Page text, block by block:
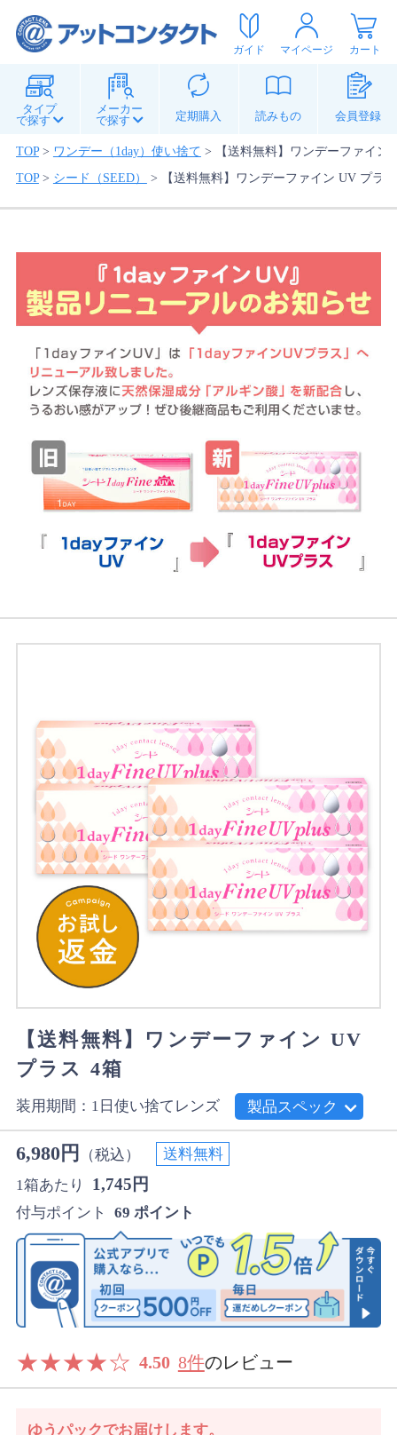
ガイド マイページ カート
タイプ
で探す
メーカー
で探す
定期購入 読みもの 会員登録
TOP> ワンデー（1day）使い捨て >
【送料無料】ワンデーファイン
TOP> シード（SEED） > 【送料無料】ワンデーファイン UV プラ
【送料無料】ワンデーファイン UV
プラス 4箱
装用期間：1日使い捨てレンズ 製品スペック
6,980円 （税込）
送料無料
1箱あたり
1,745円
付与ポイント 69 ポイント
★★★★☆ 4.50 8件のレビュー
ゆうパックでお届けします。